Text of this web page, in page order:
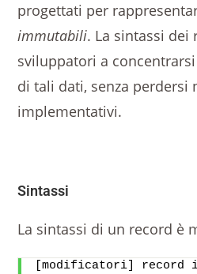
progettati per
immutabili. La sintassi dei
sviluppatori a
di tali dati, senza perdersi
implementativi.
Sintassi
La sintassi di un record è
[modificatori] record